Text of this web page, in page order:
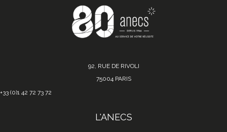
92, RUE DE RIVOLI
75004 PARIS
+33 (0)1 42 72 73 72
L'ANECS